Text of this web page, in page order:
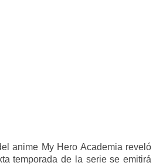
anime My Hero Academia reveló
temporada de la serie se emitirá